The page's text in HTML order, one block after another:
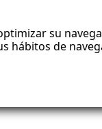
su
hábitos de